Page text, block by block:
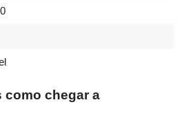
como chegar a